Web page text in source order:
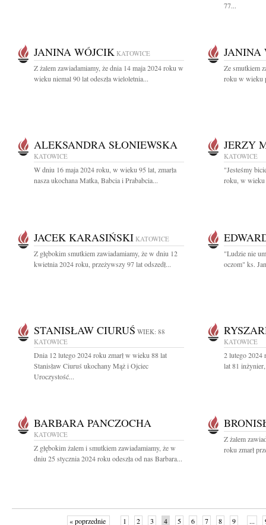
77...
JANINA WÓJCIK KATOWICE
Z żalem zawiadamiamy, że dnia 14 maja 2024 roku w
wieku niemal 90 lat odeszła wieloletnia...
JANINA
Ze smutkiem
roku w wieku
ALEKSANDRA SŁONIEWSKA
KATOWICE
W dniu 16 maja 2024 roku, w wieku 95 lat, zmarła
nasza ukochana Matka, Babcia i Prababcia...
JERZY
KATOWICE
"Jesteśmy
roku, w wieku
JACEK KARASIŃSKI KATOWICE
Z głębokim smutkiem zawiadamiamy, że w dniu 12
kwietnia 2024 roku, przeżywszy 97 lat odszedł...
"Ludzie nie
oczom" ks.
STANISŁAW CIURUŚ WIEK: 88
KATOWICE
Dnia 12 lutego 2024 roku zmarł w wieku 88 lat
Stanisław Ciuruś ukochany Mąż i Ojciec
Uroczystość...
KATOWICE
2 lutego 2024
lat 81
BARBARA PANCZOCHA
KATOWICE
Z głębokim żalem i smutkiem zawiadamiamy, że w
dniu 25 stycznia 2024 roku odeszła od nas Barbara...
Z żalem
roku zmarł
« poprzednie 1 2 3 4 5 6 7 8 9 ...